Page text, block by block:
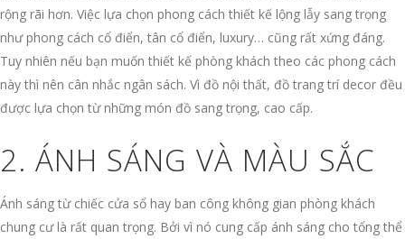
rộng rãi hơn. Việc lựa chọn phong cách thiết kế lộng lẫy sang trọng
như phong cách cổ điển, tân cổ điển, luxury… cũng rất xứng đáng.
Tuy nhiên nếu bạn muốn thiết kế phòng khách theo các phong cách
này thì nên cân nhắc ngân sách. Vì đồ nội thất, đồ trang trí decor đều
được lựa chọn từ những món đồ sang trọng, cao cấp.
2. ÁNH SÁNG VÀ MÀU SẮC
Ánh sáng từ chiếc cửa sổ hay ban công không gian phòng khách
chung cư là rất quan trọng. Bởi vì nó cung cấp ánh sáng cho tổng thể